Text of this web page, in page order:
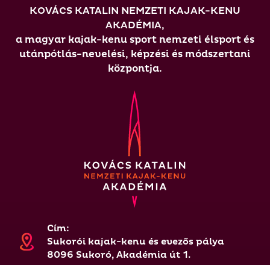
KOVÁCS KATALIN NEMZETI KAJAK-KENU
AKADÉMIA,
a magyar kajak-kenu sport nemzeti élsport és
utánpótlás-nevelési, képzési és módszertani
központja.
Cím:
Sukorói kajak-kenu és evezős pálya
8096 Sukoró, Akadémia út 1.